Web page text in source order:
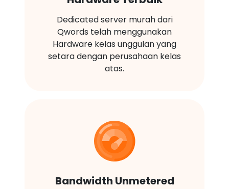
Dedicated server murah dari
Qwords telah menggunakan
Hardware kelas unggulan yang
setara dengan perusahaan kelas
atas.
Bandwidth Unmetered